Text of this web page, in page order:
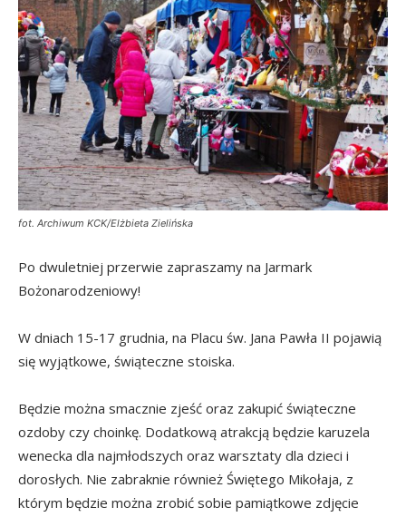
fot. Archiwum KCK/Elżbieta Zielińska
Po dwuletniej przerwie zapraszamy na Jarmark
Bożonarodzeniowy!
W dniach 15-17 grudnia, na Placu św. Jana Pawła II pojawią
się wyjątkowe, świąteczne stoiska.
Będzie można smacznie zjeść oraz zakupić świąteczne
ozdoby czy choinkę. Dodatkową atrakcją będzie karuzela
wenecka dla najmłodszych oraz warsztaty dla dzieci i
dorosłych. Nie zabraknie również Świętego Mikołaja, z
którym będzie można zrobić sobie pamiątkowe zdjęcie